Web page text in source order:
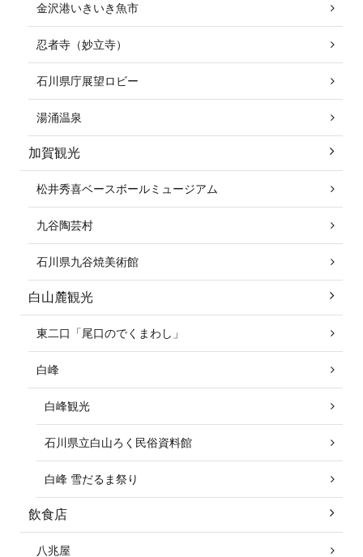
金沢港いきいき魚市
忍者寺（妙立寺）
石川県庁展望ロビー
湯涌温泉
加賀観光
松井秀喜ベースボールミュージアム
九谷陶芸村
石川県九谷焼美術館
白山麓観光
東二口「尾口のでくまわし」
白峰
白峰観光
石川県立白山ろく民俗資料館
白峰 雪だるま祭り
飲食店
八兆屋